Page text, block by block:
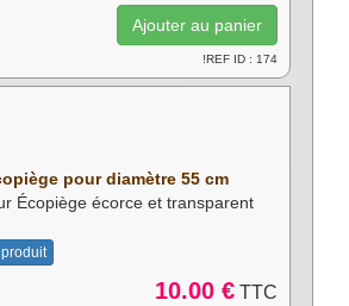
!REF ID : 174
pour diamètre 55 cm
Écopiège écorce et transparent
10.00 € TTC